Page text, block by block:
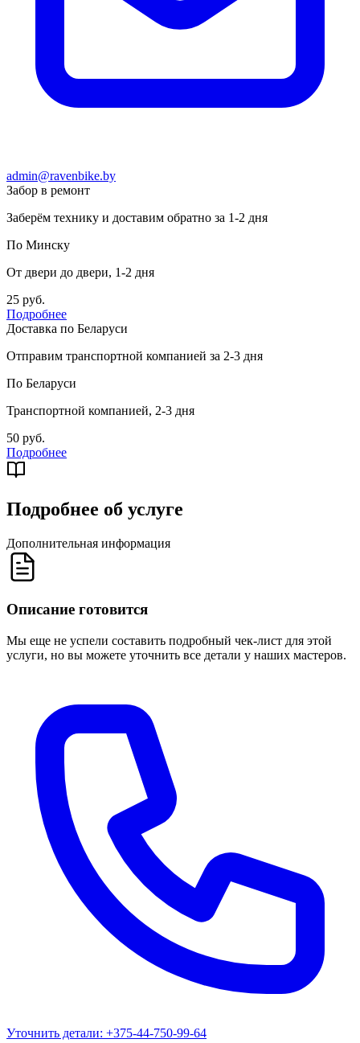
admin@ravenbike.by
Забор в ремонт
Заберём технику и доставим обратно за 1-2 дня
По Минску
От двери до двери, 1-2 дня
25 руб.
Подробнее
Доставка по Беларуси
Отправим транспортной компанией за 2-3 дня
По Беларуси
Транспортной компанией, 2-3 дня
50 руб.
Подробнее
Подробнее об услуге
Дополнительная информация
Описание готовится
Мы еще не успели составить подробный чек-лист для этой
услуги, но вы можете уточнить все детали у наших мастеров.
Уточнить детали: +375-44-750-99-64